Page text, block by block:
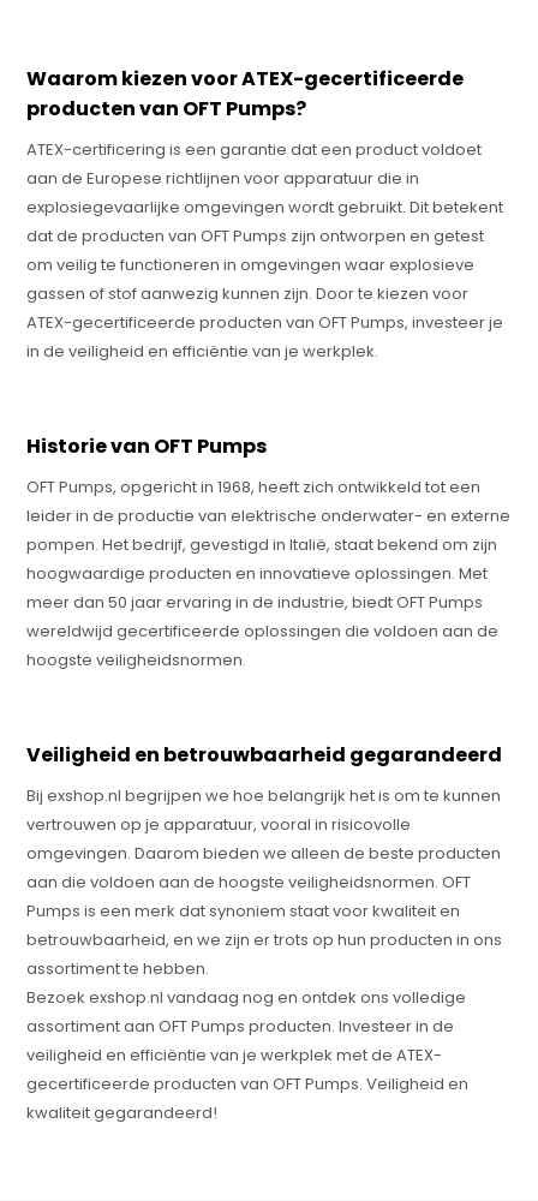
Waarom kiezen voor ATEX-gecertificeerde
producten van OFT Pumps?
ATEX-certificering is een garantie dat een product voldoet
aan de Europese richtlijnen voor apparatuur die in
explosiegevaarlijke omgevingen wordt gebruikt. Dit betekent
dat de producten van OFT Pumps zijn ontworpen en getest
om veilig te functioneren in omgevingen waar explosieve
gassen of stof aanwezig kunnen zijn. Door te kiezen voor
ATEX-gecertificeerde producten van OFT Pumps, investeer je
in de veiligheid en efficiëntie van je werkplek.
Historie van OFT Pumps
OFT Pumps, opgericht in 1968, heeft zich ontwikkeld tot een
leider in de productie van elektrische onderwater- en externe
pompen. Het bedrijf, gevestigd in Italië, staat bekend om zijn
hoogwaardige producten en innovatieve oplossingen. Met
meer dan 50 jaar ervaring in de industrie, biedt OFT Pumps
wereldwijd gecertificeerde oplossingen die voldoen aan de
hoogste veiligheidsnormen.
Veiligheid en betrouwbaarheid gegarandeerd
Bij exshop.nl begrijpen we hoe belangrijk het is om te kunnen
vertrouwen op je apparatuur, vooral in risicovolle
omgevingen. Daarom bieden we alleen de beste producten
aan die voldoen aan de hoogste veiligheidsnormen. OFT
Pumps is een merk dat synoniem staat voor kwaliteit en
betrouwbaarheid, en we zijn er trots op hun producten in ons
assortiment te hebben.
Bezoek exshop.nl vandaag nog en ontdek ons volledige
assortiment aan OFT Pumps producten. Investeer in de
veiligheid en efficiëntie van je werkplek met de ATEX-
gecertificeerde producten van OFT Pumps. Veiligheid en
kwaliteit gegarandeerd!